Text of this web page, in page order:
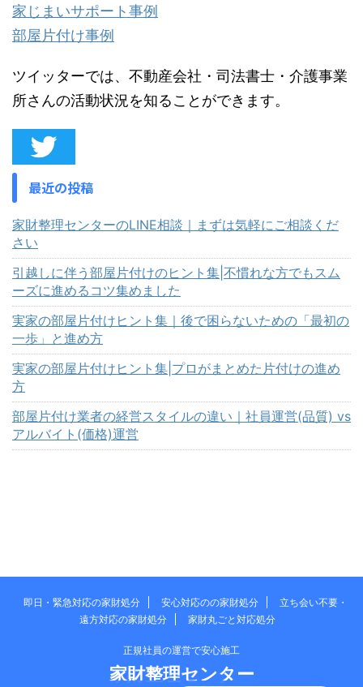
家じまいサポート事例
部屋片付け事例
ツイッターでは、不動産会社・司法書士・介護事業
所さんの活動状況を知ることができます。
最近の投稿
家財整理センターのLINE相談｜まずは気軽にご相談くだ
さい
引越しに伴う部屋片付けのヒント集|不慣れな方でもスム
ーズに進めるコツ集めました
実家の部屋片付けヒント集｜後で困らないための「最初の
一歩」と進め方
実家の部屋片付けヒント集|プロがまとめた片付けの進め
方
部屋片付け業者の経営スタイルの違い｜社員運営(品質) vs
アルバイト(価格)運営
即日・緊急対応の家財処分 安心対応のの家財処分
立ち会い不要・
遠方対応の家財処分
家財丸ごと対応処分
正規社員の運営で安心施工
家財整理センター